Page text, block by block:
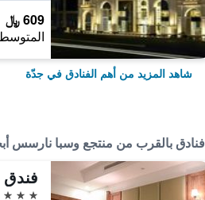
609 ﷼
شاهد المزيد من أهم الفنادق في جدّة
فنادق بالقرب من منتجع وسبا نارسس
3 نجوم